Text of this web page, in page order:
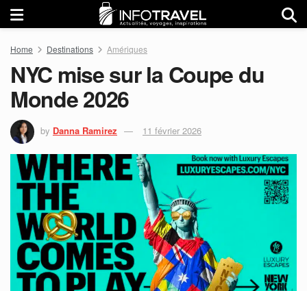
Home Destinations Amériques
NYC mise sur la Coupe du
Monde 2026
by Danna Ramirez 11 février 2026